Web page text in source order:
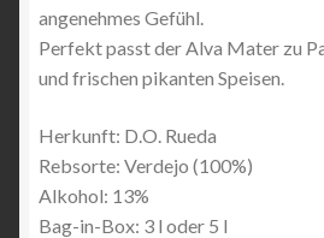
angenehmes Gefühl.
Perfekt passt der Alva Mater zu
und frischen pikanten Speisen.
Herkunft: D.O. Rueda
Rebsorte: Verdejo (100%)
Alkohol: 13%
Bag-in-Box: 3 l oder 5 l